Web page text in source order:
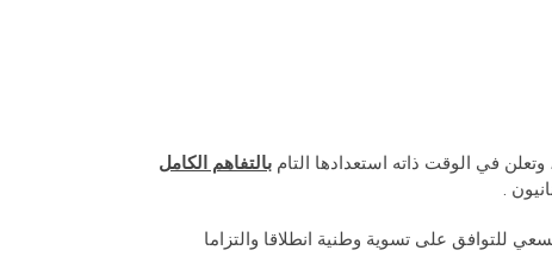
بالتفاهم الكامل
.
السعي للتوافق على تسوية وطنية انطلاقا والتزاما